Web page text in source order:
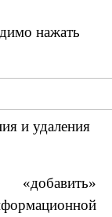
нажать
и удаления